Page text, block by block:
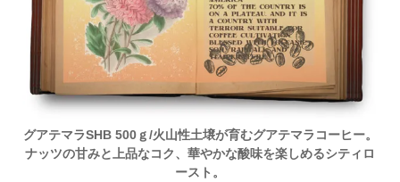
グアテマラSHB 500ｇ/火山性土壌が育むグアテマラコーヒー。
ナッツの甘みと上品なコク、華やかな酸味を楽しめるシティロ
ースト。